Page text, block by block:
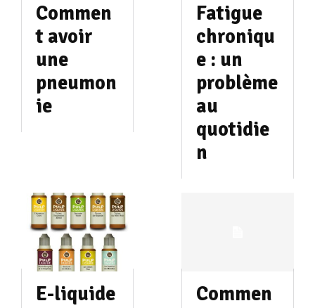
Commen
t avoir
une
pneumon
ie
Fatigue
chroniqu
e : un
problème
au
quotidie
n
E-liquide
Commen